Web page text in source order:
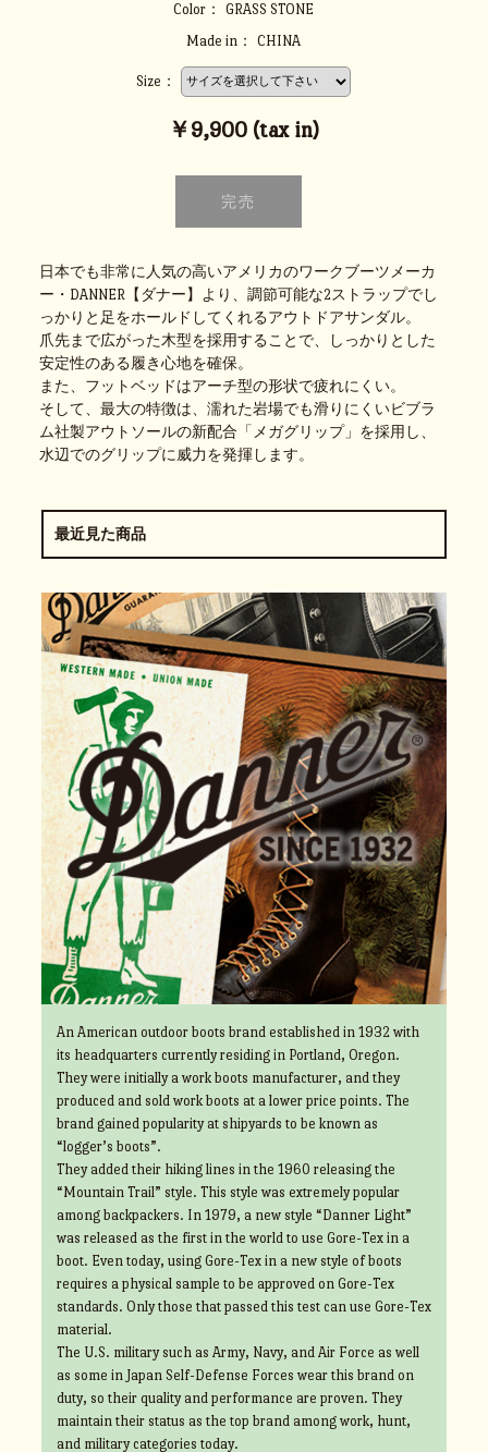
Color：
GRASS STONE
Made in：
CHINA
Size：
￥9,900 (tax in)
日本でも非常に人気の高いアメリカのワークブーツメーカ
ー・DANNER【ダナー】より、調節可能な2ストラップでし
っかりと足をホールドしてくれるアウトドアサンダル。
爪先まで広がった木型を採用することで、しっかりとした
安定性のある履き心地を確保。
また、フットベッドはアーチ型の形状で疲れにくい。
そして、最大の特徴は、濡れた岩場でも滑りにくいビブラ
ム社製アウトソールの新配合「メガグリップ」を採用し、
水辺でのグリップに威力を発揮します。
最近見た商品
An American outdoor boots brand established in 1932 with
its headquarters currently residing in Portland, Oregon.
They were initially a work boots manufacturer, and they
produced and sold work boots at a lower price points. The
brand gained popularity at shipyards to be known as
“logger’s boots”.
They added their hiking lines in the 1960 releasing the
“Mountain Trail” style. This style was extremely popular
among backpackers. In 1979, a new style “Danner Light”
was released as the first in the world to use Gore-Tex in a
boot. Even today, using Gore-Tex in a new style of boots
requires a physical sample to be approved on Gore-Tex
standards. Only those that passed this test can use Gore-Tex
material.
The U.S. military such as Army, Navy, and Air Force as well
as some in Japan Self-Defense Forces wear this brand on
duty, so their quality and performance are proven. They
maintain their status as the top brand among work, hunt,
and military categories today.